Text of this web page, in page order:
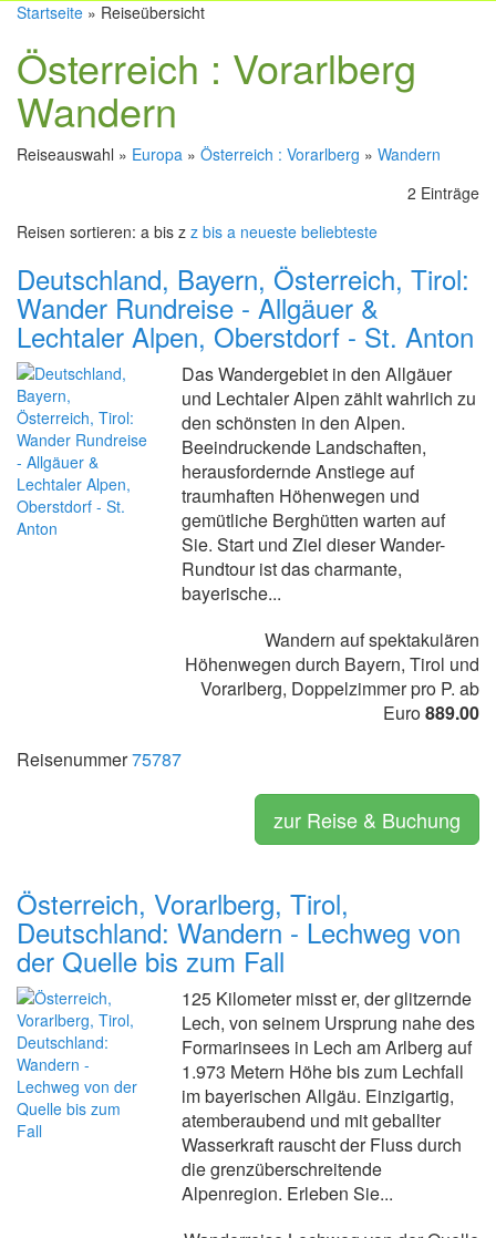
Startseite » Reiseübersicht
Österreich : Vorarlberg
Wandern
Reiseauswahl » Europa » Österreich : Vorarlberg » Wandern
2 Einträge
Reisen sortieren: a bis z z bis a neueste beliebteste
Deutschland, Bayern, Österreich, Tirol:
Wander Rundreise - Allgäuer &
Lechtaler Alpen, Oberstdorf - St. Anton
Das Wandergebiet in den Allgäuer
und Lechtaler Alpen zählt wahrlich zu
den schönsten in den Alpen.
Beeindruckende Landschaften,
herausfordernde Anstiege auf
traumhaften Höhenwegen und
gemütliche Berghütten warten auf
Sie. Start und Ziel dieser Wander-
Rundtour ist das charmante,
bayerische...
Wandern auf spektakulären
Höhenwegen durch Bayern, Tirol und
Vorarlberg, Doppelzimmer pro P. ab
Euro889.00
Reisenummer75787
zur Reise & Buchung
Österreich, Vorarlberg, Tirol,
Deutschland: Wandern - Lechweg von
der Quelle bis zum Fall
125 Kilometer misst er, der glitzernde
Lech, von seinem Ursprung nahe des
Formarinsees in Lech am Arlberg auf
1.973 Metern Höhe bis zum Lechfall
im bayerischen Allgäu. Einzigartig,
atemberaubend und mit geballter
Wasserkraft rauscht der Fluss durch
die grenzüberschreitende
Alpenregion. Erleben Sie...